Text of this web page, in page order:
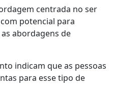
centrada no ser
potencial para
abordagens de
indicam que as pessoas
para esse tipo de